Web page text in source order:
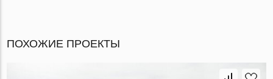
ПОХОЖИЕ ПРОЕКТЫ